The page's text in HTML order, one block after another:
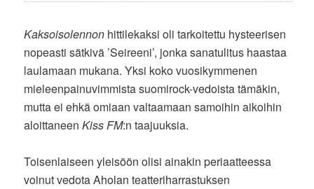
Kaksoisolennon hittilekaksi oli tarkoitettu hysteerisen
nopeasti sätkivä ’Seireeni’, jonka sanatulitus haastaa
laulamaan mukana. Yksi koko vuosikymmenen
mieleenpainuvimmista suomirock-vedoista tämäkin,
mutta ei ehkä omiaan valtaamaan samoihin aikoihin
aloittaneenKiss FM:n taajuuksia.
Toisenlaiseen yleisöön olisi ainakin periaatteessa
voinut vedota Aholan teatteriharrastuksen